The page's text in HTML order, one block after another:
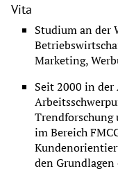
Vita
Studium an der
Marketing,
Seit 2000 in
Trendforschung
im Bereich
den